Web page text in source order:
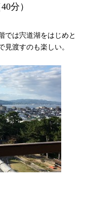
分）
では宍道湖をはじめと
見渡すのも楽しい。